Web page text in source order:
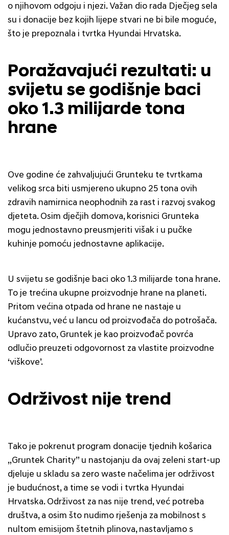
o njihovom odgoju i njezi. Važan dio rada Dječjeg sela
su i donacije bez kojih lijepe stvari ne bi bile moguće,
što je prepoznala i tvrtka Hyundai Hrvatska.
Poražavajući rezultati: u
svijetu se godišnje baci
oko 1.3 milijarde tona
hrane
Ove godine će zahvaljujući Grunteku te tvrtkama
velikog srca biti usmjereno ukupno 25 tona ovih
zdravih namirnica neophodnih za rast i razvoj svakog
djeteta. Osim dječjih domova, korisnici Grunteka
mogu jednostavno preusmjeriti višak i u pučke
kuhinje pomoću jednostavne aplikacije.
U svijetu se godišnje baci oko 1.3 milijarde tona hrane.
To je trećina ukupne proizvodnje hrane na planeti.
Pritom većina otpada od hrane ne nastaje u
kućanstvu, već u lancu od proizvođača do potrošača.
Upravo zato, Gruntek je kao proizvođač povrća
odlučio preuzeti odgovornost za vlastite proizvodne
‘viškove’.
Održivost nije trend
Tako je pokrenut program donacije tjednih košarica
„Gruntek Charity” u nastojanju da ovaj zeleni start-up
djeluje u skladu sa zero waste načelima jer održivost
je budućnost, a time se vodi i tvrtka Hyundai
Hrvatska. Održivost za nas nije trend, već potreba
društva, a osim što nudimo rješenja za mobilnost s
nultom emisijom štetnih plinova, nastavljamo s